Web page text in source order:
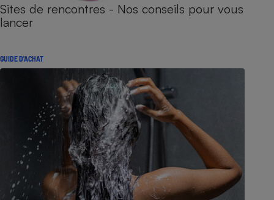
Sites de rencontres - Nos conseils pour vous
lancer
GUIDE D'ACHAT